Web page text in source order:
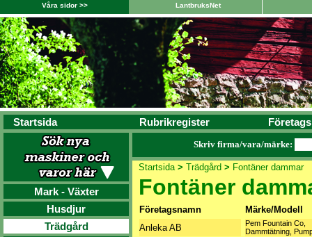
Våra sidor >> LantbruksNet
Startsida Rubrikregister
Mark - Växter
Husdjur
Trädgård
Skriv firma/vara/märke:
Startsida> Trädgård > Fontäner dammar
Fontäner
Företagsnamn
Märke/Modell
Anleka AB
Pem Fountain Co,
Dammtätning,